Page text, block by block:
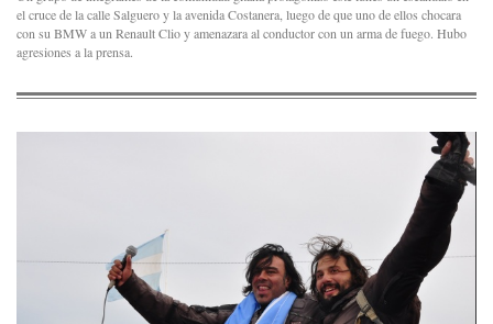
el cruce de la calle Salguero y la avenida Costanera, luego de que uno de ellos chocara
con su BMW a un Renault Clio y amenazara al conductor con un arma de fuego. Hubo
agresiones a la prensa.